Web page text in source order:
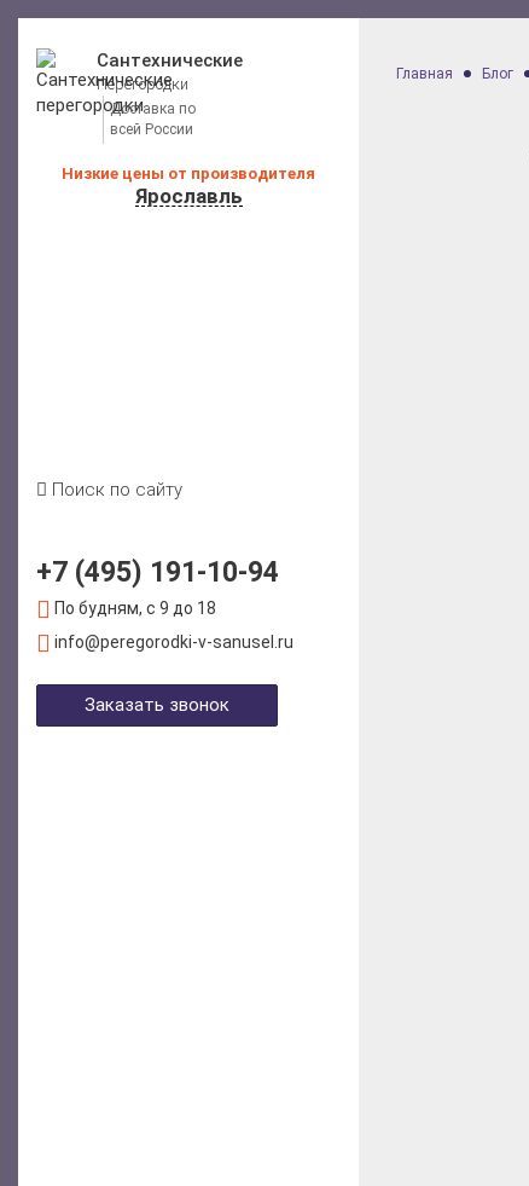
Сантехнические
Перегородки
Доставка по
всей России
Низкие цены от производителя
Ярославль
Поиск по сайту
+7 (495) 191-10-94
По будням, с 9 до 18
info@peregorodki-v-sanusel.ru
Заказать звонок
Главная Блог